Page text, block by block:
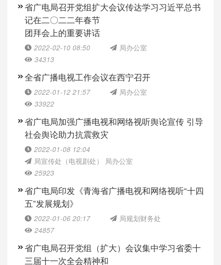
省广电局召开党组扩大会议传达学习习近平总书
记在二〇二二年春节
团拜会上的重要讲话
2022-02-10 08:50
局办公室
34313
全省广播电视工作会议在西宁召开
2022-01-12 21:57
局办公室
33922
省广电局加强广播电视和网络视听舆论宣传 引导
社会舆论助力抗震救灾
2022-01-08 12:04
局宣传处（电视剧处） 局办公室
25923
省广电局印发《青海省广播电视和网络视听“十四
五”发展规划》
2022-01-06 20:17
局规划财务处
24857
省广电局召开党组（扩大）会议集中学习省委十
三届十一次全会精神和